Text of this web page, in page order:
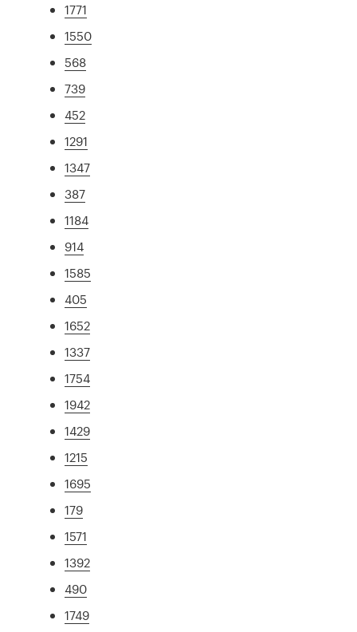
1771
1550
568
739
452
1291
1347
387
1184
914
1585
405
1652
1337
1754
1942
1429
1215
1695
179
1571
1392
490
1749